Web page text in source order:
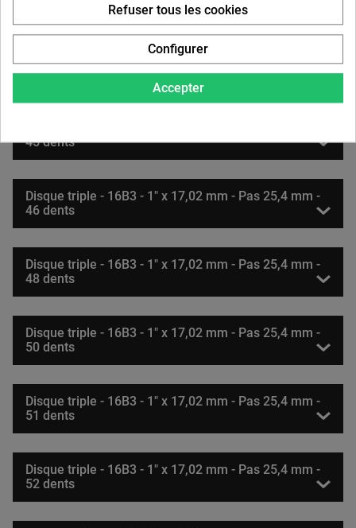
Disque triple - 16B3 - 1" x 17,02 mm - Pas 25,4 mm -
44 dents
45 dents
Disque triple - 16B3 - 1" x 17,02 mm - Pas 25,4 mm -
46 dents
Disque triple - 16B3 - 1" x 17,02 mm - Pas 25,4 mm -
48 dents
Disque triple - 16B3 - 1" x 17,02 mm - Pas 25,4 mm -
50 dents
Disque triple - 16B3 - 1" x 17,02 mm - Pas 25,4 mm -
51 dents
Disque triple - 16B3 - 1" x 17,02 mm - Pas 25,4 mm -
52 dents
Accepter
Refuser tous les cookies
Configurer